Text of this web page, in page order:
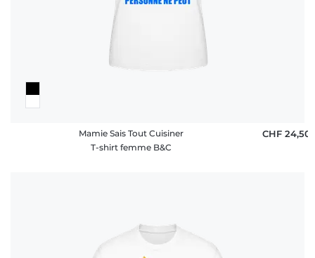
Mamie Sais Tout Cuisiner
T-shirt femme B&C
CHF 24,50